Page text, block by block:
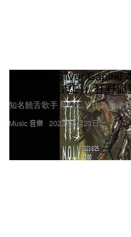
Music 音樂
首都銀樓 Silver Capital
N.O.L.Y (LIVE)」狂野派
知名饒舌歌手 N.O.L.Y 作為此派
2023年8月23日